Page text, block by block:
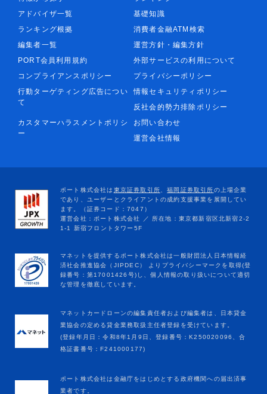
アドバイザ一覧
基礎知識
ランキング根拠
消費者金融ATM検索
編集者一覧
運営方針・編集方針
PORT会員利用規約
外部サービスの利用について
コンプライアンスポリシー
プライバシーポリシー
行動ターゲティング広告につい
て
情報セキュリティポリシー
反社会的勢力排除ポリシー
カスタマーハラスメントポリシ
ー
お問い合わせ
運営会社情報
マネットカードローンの編集責任者および編集者は、日本貸金
業協会の定める貸金業務取扱主任者登録を受けています。
(登録年月日：令和8年1月9日、登録番号：K250020096、合
格証書番号：F241000177)
ポート株式会社は金融庁をはじめとする政府機関への届出済事
業者です。